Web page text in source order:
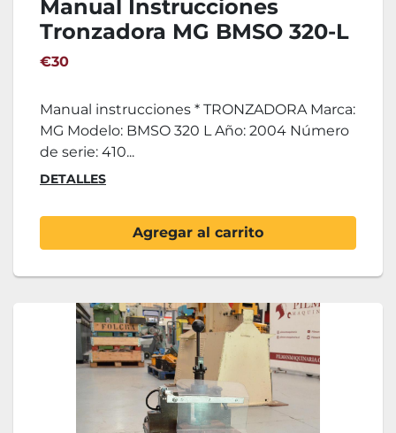
Manual Instrucciones
Tronzadora MG BMSO 320-L
€30
Manual instrucciones * TRONZADORA Marca:
MG Modelo: BMSO 320 L Año: 2004 Número
de serie: 410...
DETALLES
Agregar al carrito